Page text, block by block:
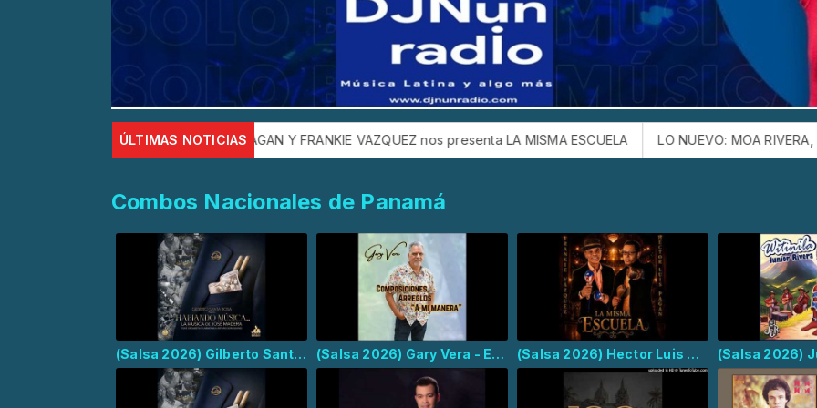
ÚLTIMAS NOTICIAS
LUIS PAGAN Y FRANKIE VAZQUEZ nos presenta LA MISMA ESCUELA LO NUEVO: MOA RIVERA, el hijo de JERRY RIVERA,
Combos Nacionales de Panamá
(Salsa 2026) Gilberto Santa Rosa y José Madera - Parece Que Le Gusta (Salsa 2026) Gary Vera - Este Cha Chá Pa'Ti (Salsa 2026) Hector Luis Pagan, Frankie Vazquez - La Misma Escuela